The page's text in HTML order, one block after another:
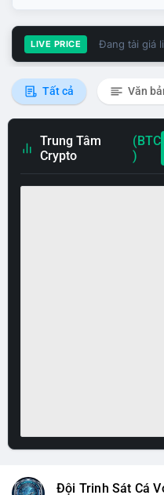
LIVE PRICE Đang tải giá
Tất cả Văn
Trung Tâm
Crypto
(BTC
)
Đội Trinh Sát Cá